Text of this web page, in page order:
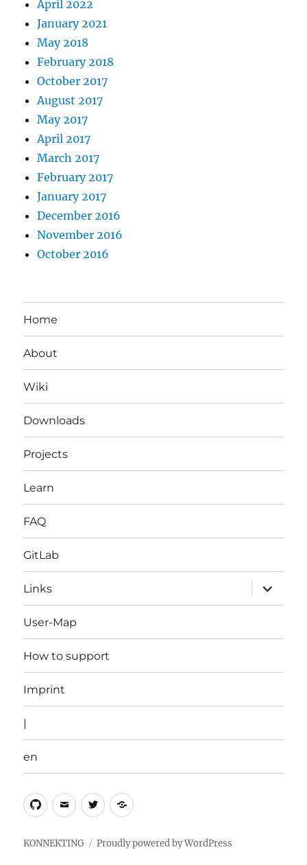
April 2022
January 2021
May 2018
February 2018
October 2017
August 2017
May 2017
April 2017
March 2017
February 2017
January 2017
December 2016
November 2016
October 2016
Home
About
Wiki
Downloads
Projects
Learn
FAQ
GitLab
Links
expand
child
menu
User-Map
How to support
Imprint
|
en
GithubEmailTwitter
KONNEKTING Proudly powered by WordPress